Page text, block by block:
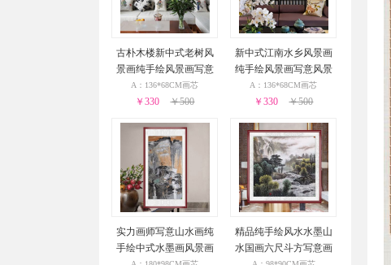
古朴木楼新中式老树风
景画纯手绘风景画写意
风景画实木画框
A：136*68CM画芯
￥330 ￥500
新中式江南水乡风景画
纯手绘风景画写意风景
画实木画框
A：136*68CM画芯
￥330 ￥500
实力画师写意山水画纯
手绘中式水墨画风景画
精品纯手绘风水水墨山
水国画六尺斗方写意画